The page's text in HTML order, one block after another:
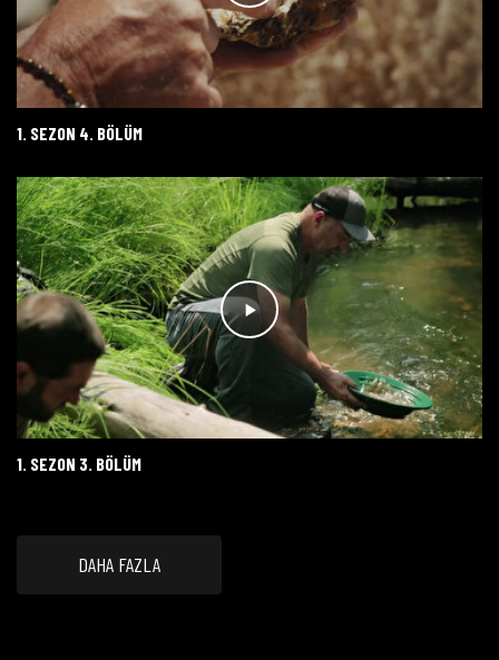
1. SEZON 4. BÖLÜM
1. SEZON 3. BÖLÜM
DAHA FAZLA